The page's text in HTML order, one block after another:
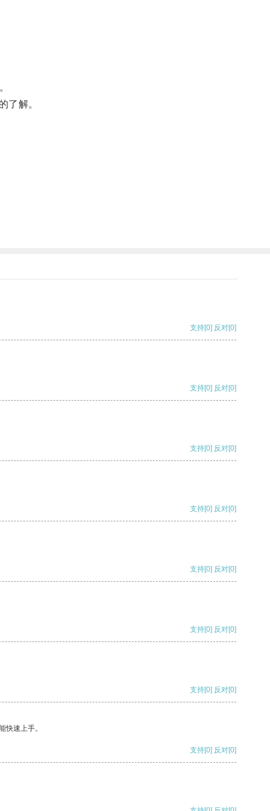
了解。
支持[0] 反对[0]
支持[0] 反对[0]
支持[0] 反对[0]
支持[0] 反对[0]
支持[0] 反对[0]
支持[0] 反对[0]
支持[0] 反对[0]
快速上手。
支持[0] 反对[0]